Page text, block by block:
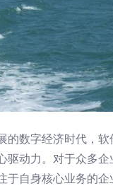
的数字经济时代，
驱动力。对于众多
于自身核心业务的